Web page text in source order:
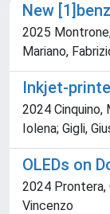
New
2025
Mariano,
Inkjet-
2024 Cinquino,
Iolena; Gigli,
OLEDs on
2024 Prontera,
Vincenzo